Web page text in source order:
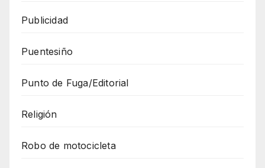
Publicidad
Puentesiño
Punto de Fuga/Editorial
Religión
Robo de motocicleta